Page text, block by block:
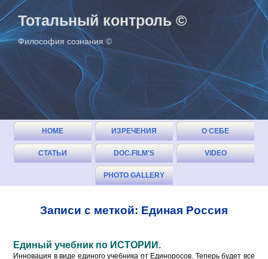
Тотальный контроль ©
Философия сознания ©
HOME ИЗРЕЧЕНИЯ О СЕБЕ
СТАТЬИ DOC.FILM'S VIDEO
PHOTO GALLERY
Записи с меткой: Единая Россия
Единый учебник по ИСТОРИИ.
Инновация в виде единого учебника от Единоросов. Теперь будет все